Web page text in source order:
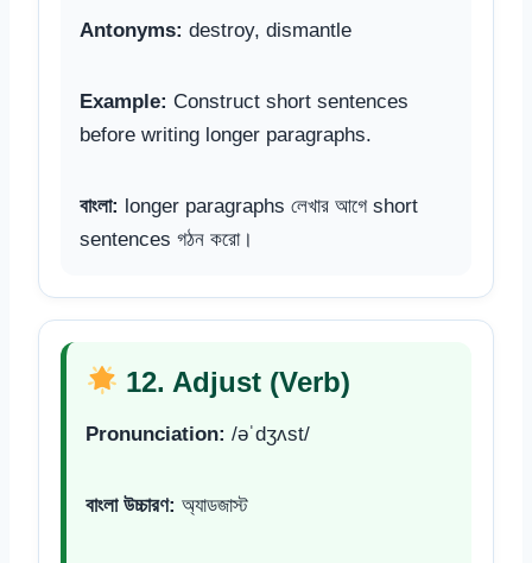
Antonyms: destroy, dismantle
Example: Construct short sentences
before writing longer paragraphs.
বাংলা: longer paragraphs লেখার আগে short
sentences গঠন করো।
12. Adjust (Verb)
Pronunciation: /əˈdʒʌst/
বাংলা উচ্চারণ: অ্যাডজাস্ট